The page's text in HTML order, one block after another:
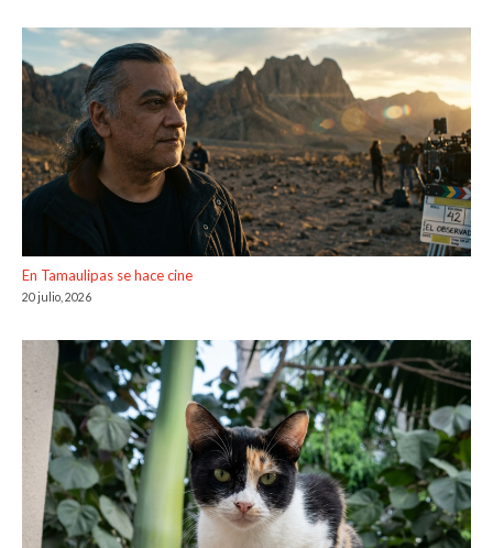
En Tamaulipas se hace cine
20 julio, 2026